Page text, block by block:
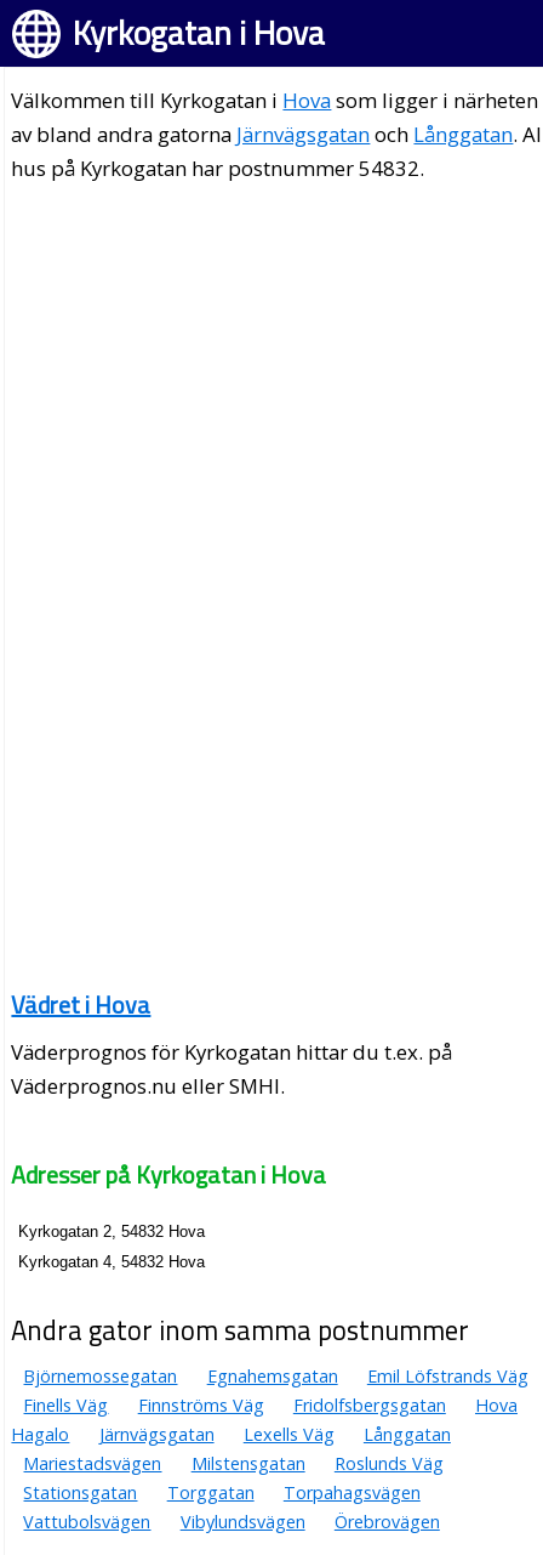
Kyrkogatan i Hova
Välkommen till Kyrkogatan i Hovasom ligger i närheten
av bland andra gatorna Järnvägsgatanoch Långgatan.
hus på Kyrkogatan har postnummer 54832.
Vädret i Hova
Väderprognos för Kyrkogatan hittar du t.ex. på
Väderprognos.nu eller SMHI.
Adresser på Kyrkogatan i Hova
Kyrkogatan 2, 54832 Hova
Kyrkogatan 4, 54832 Hova
Andra gator inom samma postnummer
Björnemossegatan Egnahemsgatan
Emil Löfstrands Väg
Finells Väg
Finnströms Väg Fridolfsbergsgatan
Hova
Hagalo
Järnvägsgatan Lexells Väg
Långgatan
Mariestadsvägen
Milstensgatan
Roslunds Väg
Stationsgatan
Torggatan
Torpahagsvägen
Vattubolsvägen
Vibylundsvägen Örebrovägen